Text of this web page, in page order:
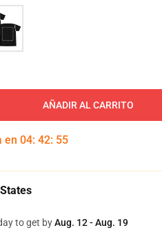
AÑADIR AL CARRITO
en 04: 42: 54
to get byAug. 12 - Aug. 19